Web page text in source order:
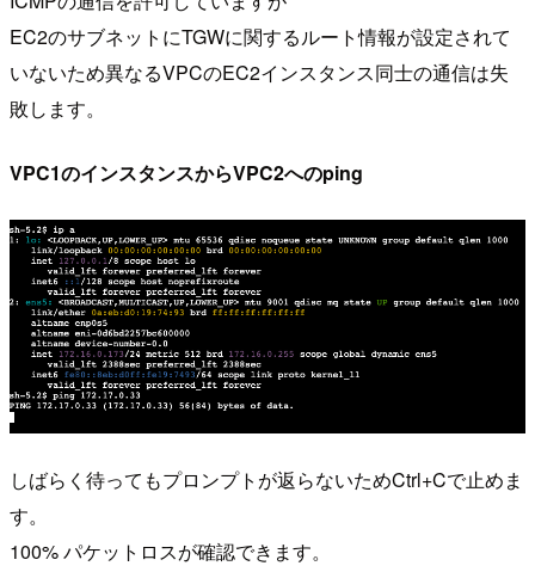
EC2のサブネットにTGWに関するルート情報が設定されて
いないため異なるVPCのEC2インスタンス同士の通信は失
敗します。
VPC1のインスタンスからVPC2へのping
しばらく待ってもプロンプトが返らないためCtrl+Cで止めま
す。
100% パケットロスが確認できます。